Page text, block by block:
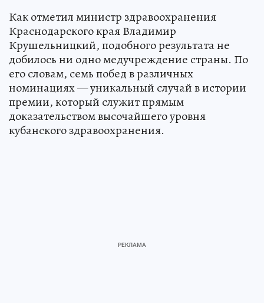
Как отметил министр здравоохранения
Краснодарского края Владимир
Крушельницкий, подобного результата не
добилось ни одно медучреждение страны. По
его словам, семь побед в различных
номинациях — уникальный случай в истории
премии, который служит прямым
доказательством высочайшего уровня
кубанского здравоохранения.